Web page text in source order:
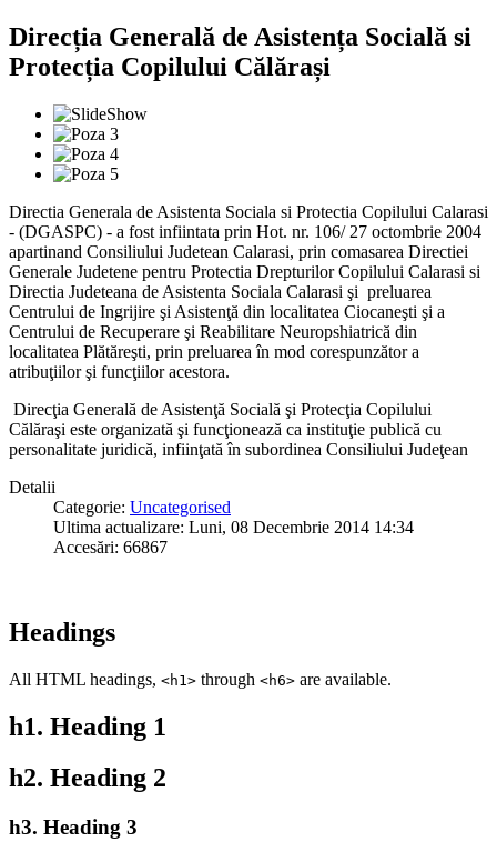
Direcția Generală de Asistența Socială si
Protecția Copilului Călărași
Directia Generala de Asistenta Sociala si Protectia Copilului Calarasi
- (DGASPC) - a fost infiintata prin Hot. nr. 106/ 27 octombrie 2004
apartinand Consiliului Judetean Calarasi, prin comasarea Directiei
Generale Judetene pentru Protectia Drepturilor Copilului Calarasi si
Directia Judeteana de Asistenta Sociala Calarasi şi preluarea
Centrului de Ingrijire şi Asistenţă din localitatea Ciocaneşti şi a
Centrului de Recuperare şi Reabilitare Neuropshiatrică din
localitatea Plătăreşti, prin preluarea în mod corespunzător a
atribuţiilor şi funcţiilor acestora.
Direcţia Generală de Asistenţă Socială şi Protecţia Copilului
Călăraşi este organizată şi funcţionează ca instituţie publică cu
personalitate juridică, infiinţată în subordinea Consiliului Judeţean
Detalii
Categorie: Uncategorised
Ultima actualizare: Luni, 08 Decembrie 2014 14:34
Accesări: 66867
Headings
All HTML headings, <h1> through <h6> are available.
h1. Heading 1
h2. Heading 2
h3. Heading 3